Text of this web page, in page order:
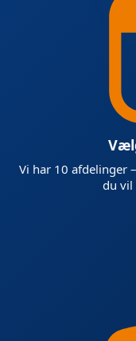
Vi har 10 afdelinger
du vil